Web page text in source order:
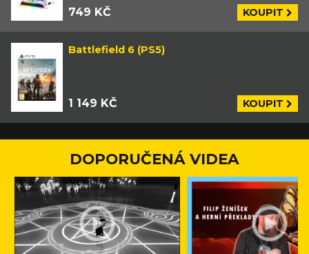
749 KČ KOUPIT
Battlefield 6 (PS5)
1 149 KČ KOUPIT
DOPORUČENÁ VIDEA